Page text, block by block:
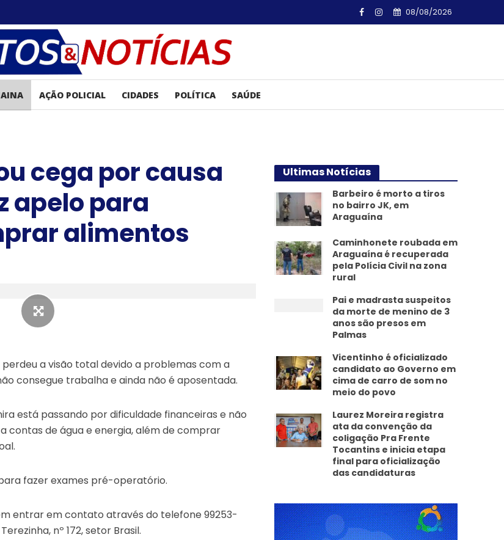
08/08/2026
AÇÃO POLICIAL CIDADES POLÍTICA SAÚDE
cega por causa
apelo para
alimentos
perdeu a visão total devido a problemas com a
consegue trabalha e ainda não é aposentada.
está passando por dificuldade financeiras e não
contas de água e energia, além de comprar
fazer exames pré-operatório.
entrar em contato através do telefone 99253-
nº 172, setor Brasil.
Ultimas Notícias
Barbeiro é morto a tiros
no bairro JK, em
Araguaína
Caminhonete roubada em
Araguaína é recuperada
pela Polícia Civil na zona
rural
Pai e madrasta suspeitos
da morte de menino de 3
anos são presos em
Palmas
Vicentinho é oficializado
candidato ao Governo em
cima de carro de som no
meio do povo
Laurez Moreira registra
ata da convenção da
coligação Pra Frente
Tocantins e inicia etapa
final para oficialização
das candidaturas